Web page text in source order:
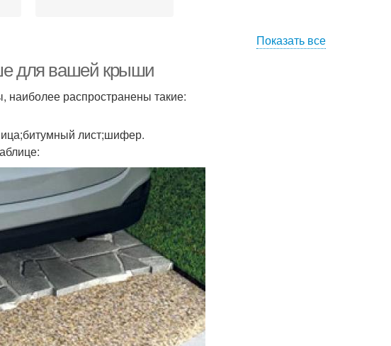
Показать все
для вашей крыши
распространены такие:
лист;шифер.